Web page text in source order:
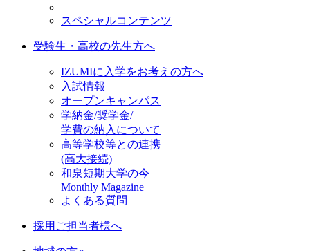
スペシャルコンテンツ
受験生・高校の先生方へ
IZUMIに入学をお考えの方へ
入試情報
オープンキャンパス
学納金/奨学金/
学費の納入について
高等学校等との連携
(高大接続)
和泉短期大学の今
Monthly Magazine
よくある質問
採用ご担当者様へ